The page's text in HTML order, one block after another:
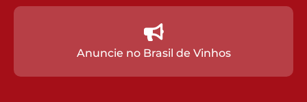
Anuncie no Brasil de Vinhos